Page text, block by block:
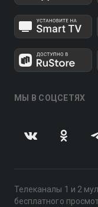
МЫ В СОЦСЕТЯХ
Телеканалы 1 и 2
бесплатного